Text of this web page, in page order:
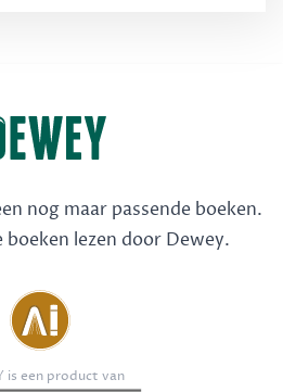
nog maar passende boeken.
boeken lezen door Dewey.
is een product van